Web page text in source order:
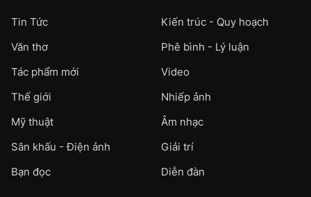
Tin Tức
Kiến trúc - Quy hoạch
Văn thơ
Phê bình - Lý luận
Tác phẩm mới
Video
Thế giới
Nhiếp ảnh
Mỹ thuật
Âm nhạc
Sân khấu - Điện ảnh
Giải trí
Bạn đọc
Diễn đàn